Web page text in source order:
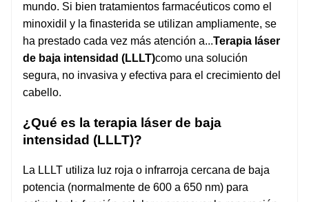
mundo. Si bien tratamientos farmacéuticos como el
minoxidil y la finasterida se utilizan ampliamente, se
ha prestado cada vez más atención a...Terapia láser
de baja intensidad (LLLT)como una solución
segura, no invasiva y efectiva para el crecimiento del
cabello.
¿Qué es la terapia láser de baja
intensidad (LLLT)?
La LLLT utiliza luz roja o infrarroja cercana de baja
potencia (normalmente de 600 a 650 nm) para